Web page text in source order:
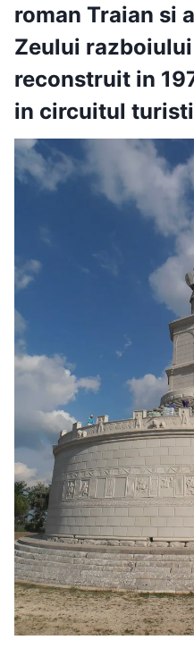
roman Traian si
Zeului
reconstruit in
in circuitul